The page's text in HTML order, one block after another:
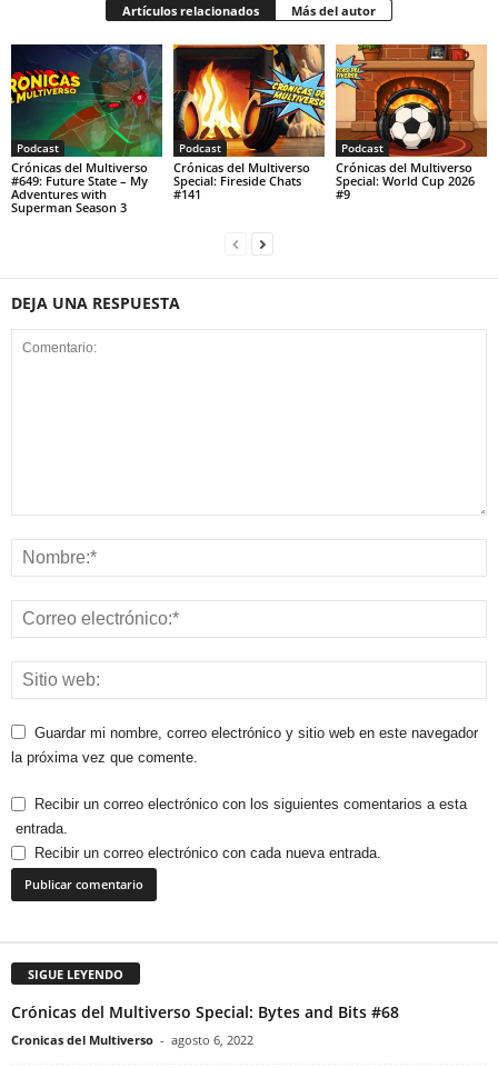
Artículos relacionados Más del autor
Podcast
Crónicas del Multiverso
#649: Future State – My
Adventures with
Superman Season 3
Podcast
Crónicas del Multiverso
Special: Fireside Chats
#141
Podcast
Crónicas del Multiverso
Special: World Cup 2026
#9
DEJA UNA RESPUESTA
Guardar mi nombre, correo electrónico y sitio web en este navegador
la próxima vez que comente.
Recibir un correo electrónico con los siguientes comentarios a esta
entrada.
Recibir un correo electrónico con cada nueva entrada.
SIGUE LEYENDO
Crónicas del Multiverso Special: Bytes and Bits #68
Cronicas del Multiverso - agosto 6, 2022